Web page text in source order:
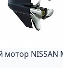
NISSAN